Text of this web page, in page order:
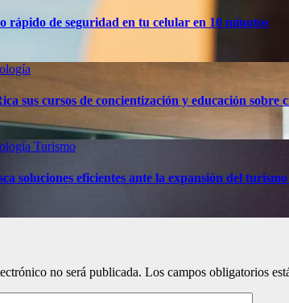
rápido de seguridad en tu celular en 10 minutos
sus cursos de concientización y educación sobre
Turismo
soluciones eficientes ante la expansión del
no será publicada. Los campos obligatorios